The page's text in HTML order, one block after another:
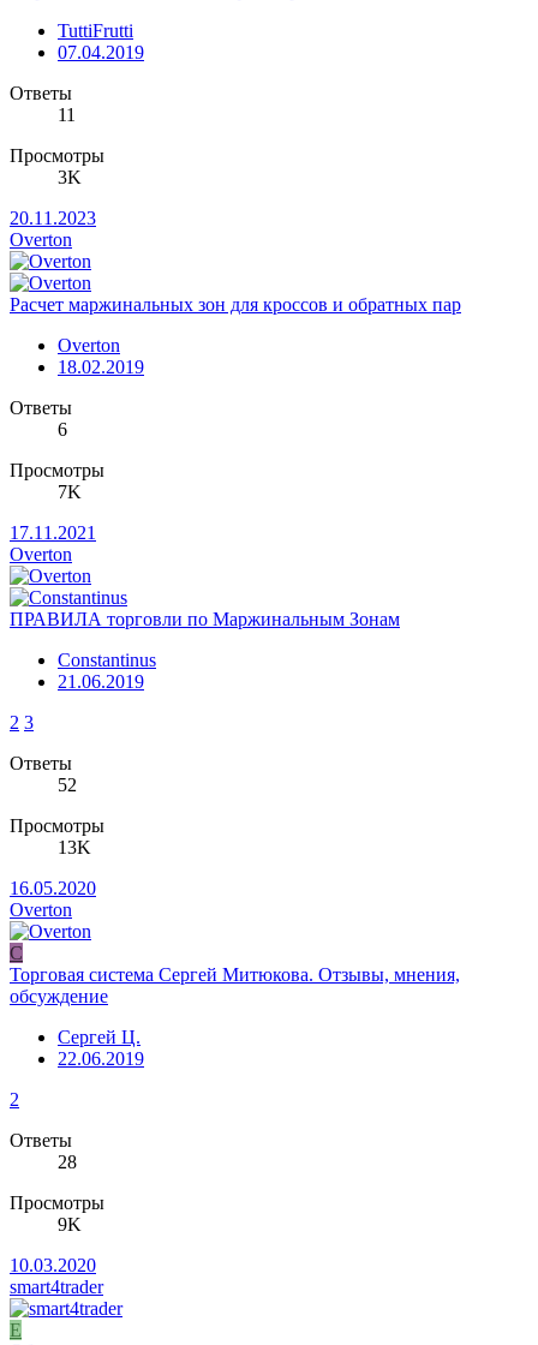
TuttiFrutti
07.04.2019
Ответы
11
Просмотры
3K
20.11.2023
Overton
Расчет маржинальных зон для кроссов и обратных пар
Overton
18.02.2019
Ответы
6
Просмотры
7K
17.11.2021
Overton
ПРАВИЛА торговли по Маржинальным Зонам
Constantinus
21.06.2019
2 3
Ответы
52
Просмотры
13K
16.05.2020
Overton
С
Торговая система Сергей Митюкова. Отзывы, мнения,
обсуждение
Сергей Ц.
22.06.2019
2
Ответы
28
Просмотры
9K
10.03.2020
smart4trader
E